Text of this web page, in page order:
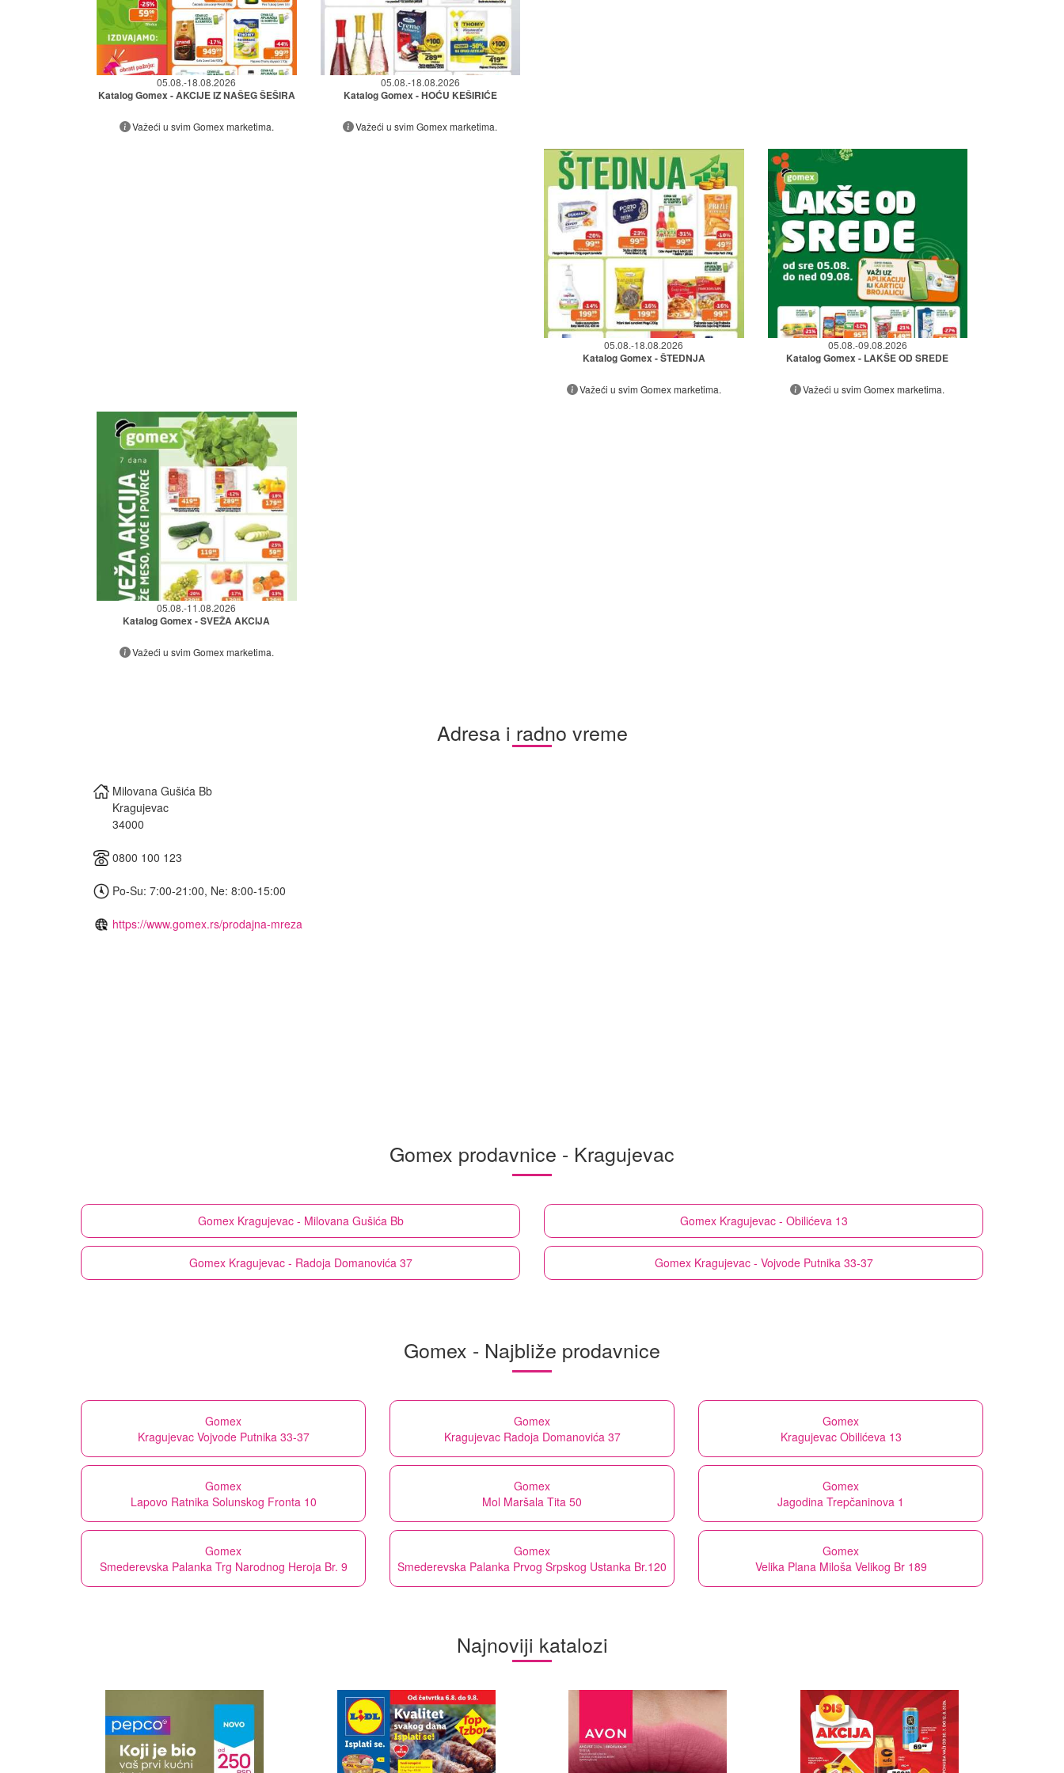
05.08.-18.08.2026
Katalog Gomex - AKCIJE IZ NAŠEG ŠEŠIRA
Važeći u svim Gomex marketima.
05.08.-18.08.2026
Katalog Gomex - HOĆU KEŠIRIĆE
Važeći u svim Gomex marketima.
05.08.-18.08.2026
Katalog Gomex - ŠTEDNJA
Važeći u svim Gomex marketima.
05.08.-09.08.2026
Katalog Gomex - LAKŠE OD SREDE
Važeći u svim Gomex marketima.
05.08.-11.08.2026
Katalog Gomex - SVEŽA AKCIJA
Važeći u svim Gomex marketima.
Adresa i radno vreme
Milovana Gušića Bb
Kragujevac
34000
0800 100 123
Po-Su: 7:00-21:00, Ne: 8:00-15:00
https://www.gomex.rs/prodajna-mreza
Gomex prodavnice - Kragujevac
Gomex Kragujevac - Milovana Gušića Bb Gomex Kragujevac - Obilićeva 13
Gomex Kragujevac - Radoja Domanovića 37 Gomex Kragujevac - Vojvode Putnika 33-37
Gomex - Najbliže prodavnice
Gomex
Kragujevac Vojvode Putnika 33-37
Gomex
Kragujevac Radoja Domanovića 37
Gomex
Kragujevac Obilićeva 13
Gomex
Lapovo Ratnika Solunskog Fronta 10
Gomex
Mol Maršala Tita 50
Gomex
Jagodina Trepčaninova 1
Gomex
Smederevska Palanka Trg Narodnog Heroja Br. 9
Gomex
Smederevska Palanka Prvog Srpskog Ustanka Br.120
Gomex
Velika Plana Miloša Velikog Br 189
Najnoviji katalozi